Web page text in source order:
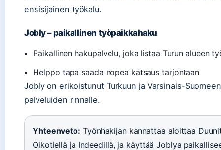
ensisijainen työkalu.
Jobly – paikallinen työpaikkahaku
Paikallinen hakupalvelu, joka listaa Turun alueen
Helppo tapa saada nopea katsaus tarjontaan
Jobly on erikoistunut Turkuun ja Varsinais-
palveluiden rinnalle.
Yhteenveto: Työnhakijan kannattaa aloittaa
Oikotiellä ja Indeedillä, ja käyttää Joblya